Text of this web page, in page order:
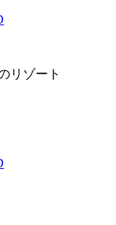
リゾート